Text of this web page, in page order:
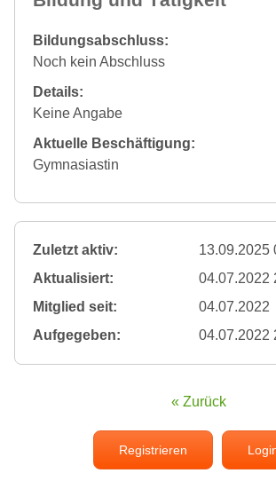
Bildungsabschluss:
Noch kein Abschluss
Details:
Keine Angabe
Aktuelle Beschäftigung:
Gymnasiastin
Zuletzt aktiv:
13.09.2025
Aktualisiert:
04.07.2022
Mitglied seit:
04.07.2022
Aufgegeben:
04.07.2022
« Zurück
Registrieren